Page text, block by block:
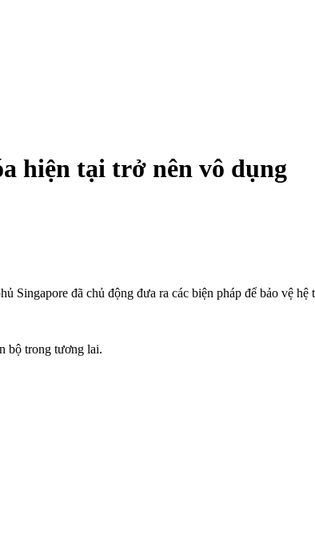
hiện tại trở nên vô dụng
đã chủ động đưa ra các biện pháp để bảo vệ hệ
bộ trong tương lai.